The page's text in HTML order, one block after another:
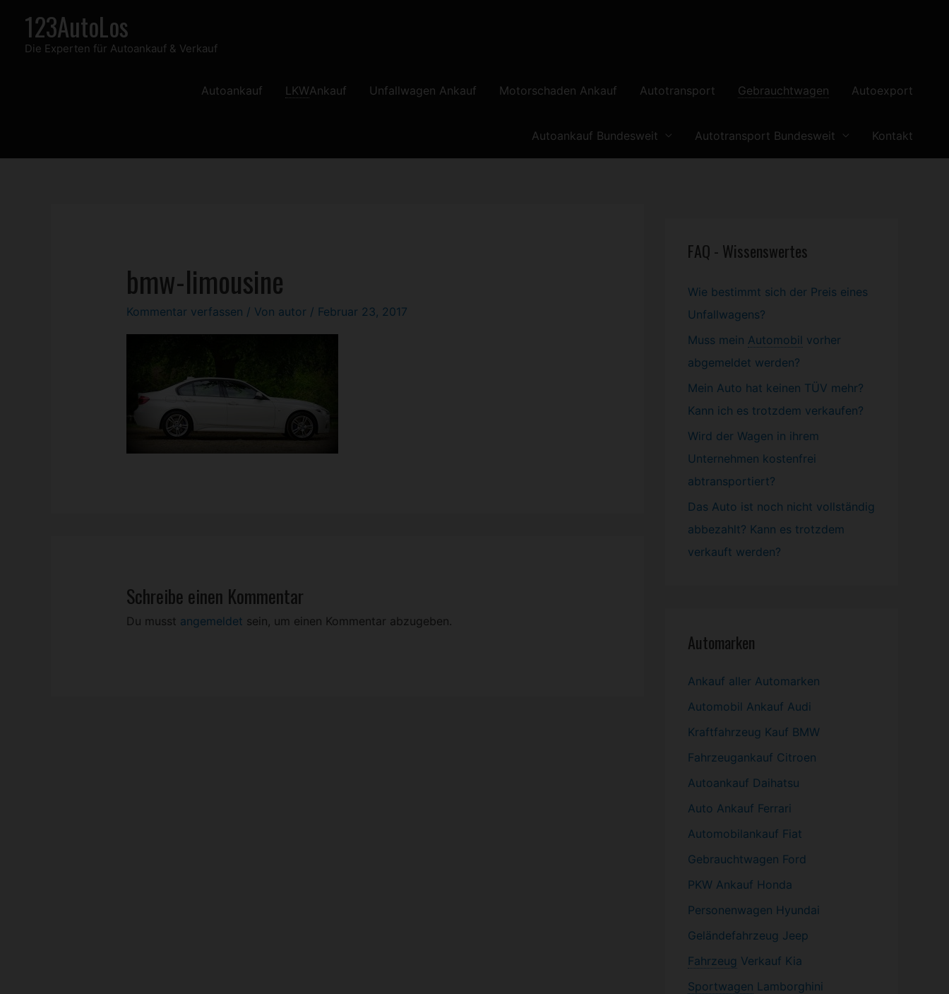
springen
123AutoLos
Die Experten für Autoankauf & Verkauf
Autoankauf LKWAnkauf Unfallwagen Ankauf Motorschaden Ankauf Autotransport Gebrauchtwagen Autoexport
Autoankauf Bundesweit Autotransport Bundesweit Kontakt
bmw-limousine
Kommentar verfassen / Von autor / Februar 23, 2017
Schreibe einen Kommentar
Du musst angemeldet sein, um einen Kommentar abzugeben.
FAQ - Wissenswertes
Wie bestimmt sich der Preis eines
Unfallwagens?
Muss mein Automobil vorher
abgemeldet werden?
Mein Auto hat keinen TÜV mehr?
Kann ich es trotzdem verkaufen?
Wird der Wagen in ihrem
Unternehmen kostenfrei
abtransportiert?
Das Auto ist noch nicht vollständig
abbezahlt? Kann es trotzdem
verkauft werden?
Automarken
Ankauf aller Automarken
Automobil Ankauf Audi
Kraftfahrzeug Kauf BMW
Fahrzeugankauf Citroen
Autoankauf Daihatsu
Auto Ankauf Ferrari
Automobilankauf Fiat
Gebrauchtwagen Ford
PKW Ankauf Honda
Personenwagen Hyundai
Geländefahrzeug Jeep
Fahrzeug Verkauf Kia
Sportwagen Lamborghini